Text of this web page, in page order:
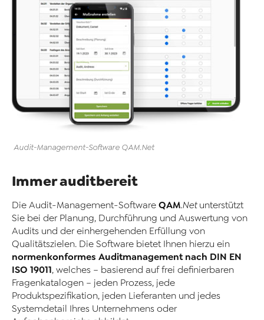
Audit-Management-Software QAM.Net
Immer auditbereit
Die Audit-Management-Software QAM.Netunterstützt
Sie bei der Planung, Durchführung und Auswertung von
Audits und der einhergehenden Erfüllung von
Qualitätszielen. Die Software bietet Ihnen hierzu ein
normenkonformes Auditmanagement nach DIN EN
ISO 19011, welches – basierend auf frei definierbaren
Fragenkatalogen – jeden Prozess, jede
Produktspezifikation, jeden Lieferanten und jedes
Systemdetail Ihres Unternehmens oder